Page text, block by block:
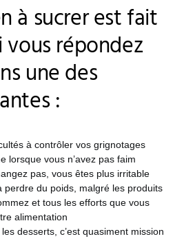
à sucrer est fait
vous répondez
une des
:
à contrôler vos grignotages
lorsque vous n’avez pas faim
pas, vous êtes plus irritable
perdre du poids, malgré les produits
et tous les efforts que vous
alimentation
desserts, c’est quasiment mission